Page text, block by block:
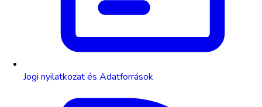
Jogi nyilatkozat és Adatforrások